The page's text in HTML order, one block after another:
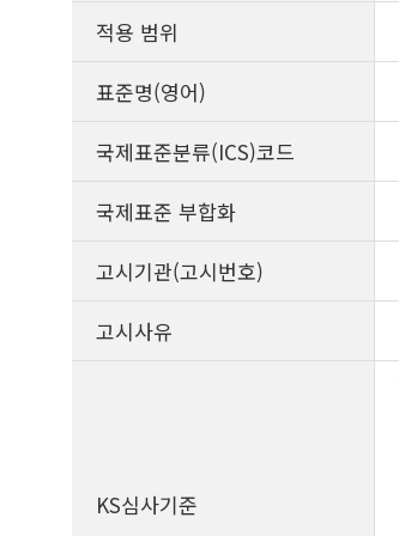
적용 범위
표준명(영어)
국제표준분류(ICS)코드
국제표준 부합화
고시기관(고시번호)
고시사유
KS심사기준